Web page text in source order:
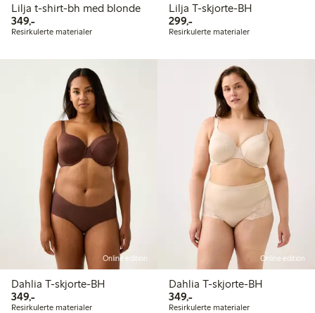
Lilja t-shirt-bh med blonde
349,-349,00 kr
Resirkulerte materialer
Lilja T-skjorte-BH
299,-299,00 kr
Resirkulerte materialer
Online edition
Dahlia T-skjorte-BH
349,-349,00 kr
Resirkulerte materialer
Online edition
Dahlia T-skjorte-BH
349,-349,00 kr
Resirkulerte materialer